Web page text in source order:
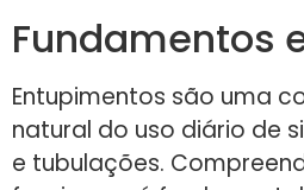
Fundamentos
Entupimentos são uma
natural do uso diário de
e tubulações.